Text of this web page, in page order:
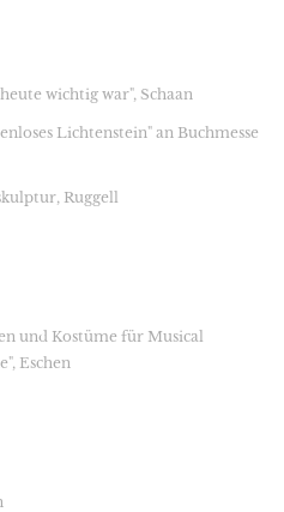
wichtig war", Schaan
Lichtenstein" an Buchmesse
Ruggell
und Kostüme für Musical
Eschen